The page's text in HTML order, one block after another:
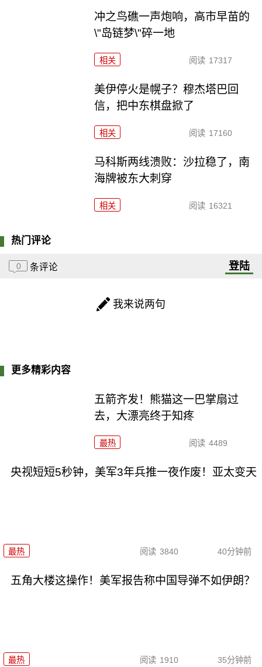
冲之鸟礁一声炮响，高市早苗的
\"岛链梦\"碎一地
相关 阅读 17317
美伊停火是幌子？穆杰塔巴回
信，把中东棋盘掀了
相关 阅读 17160
马科斯两线溃败：沙拉稳了，南
海牌被东大刺穿
相关 阅读 16321
热门评论
0 条评论 登陆
我来说两句
更多精彩内容
五箭齐发！熊猫这一巴掌扇过
去，大漂亮终于知疼
最热 阅读 4489
央视短短5秒钟，美军3年兵推一夜作废！亚太变天
最热 阅读 3840 40分钟前
五角大楼这操作！美军报告称中国导弹不如伊朗？
最热 阅读 1910 35分钟前